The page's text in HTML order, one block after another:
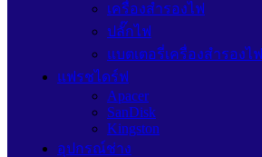
เครื่องสำรองไฟ
ปลั๊กไฟ
แบตเตอรี่เครื่องสำรองไฟ
แฟรชไดร์ฟ
Apacer
SanDisk
Kingston
อุปกรณ์ช่าง